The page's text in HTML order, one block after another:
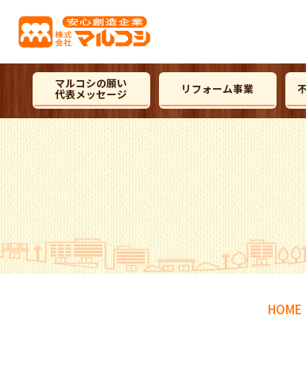
マルコシの願い
代表メッセージ リフォーム事業
HOME